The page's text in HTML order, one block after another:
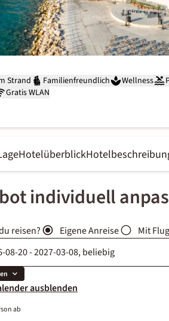
Strand Familienfreundlich Wellness
Gratis WLAN
Hotelüberblick
individuell
reisen? Eigene Anreise Mit Flug
ausblenden
ab